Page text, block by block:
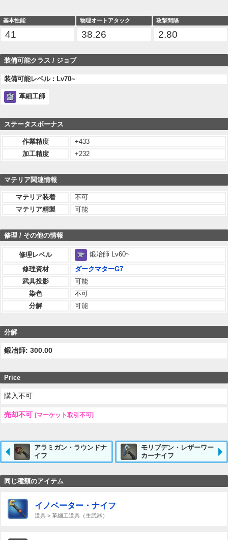
基本性能
41
物理オートアタック
38.26
攻撃間隔
2.80
装備可能クラス / ジョブ
装備可能レベル : Lv70~
革細工師
ステータスボーナス
作業精度
+433
加工精度
+232
マテリア関連情報
マテリア装着
不可
マテリア精製
可能
修理 / その他の情報
修理レベル
鍛冶師 Lv60~
修理資材
ダークマターG7
武具投影
可能
染色
不可
分解
可能
分解
鍛冶師: 300.00
Price
購入不可
売却不可 [マーケット取引不可]
アラミガン・ラウンドナ
イフ
モリブデン・レザーワー
カーナイフ
同じ種類のアイテム
イノベーター・ナイフ
道具 > 革細工道具（主武器）